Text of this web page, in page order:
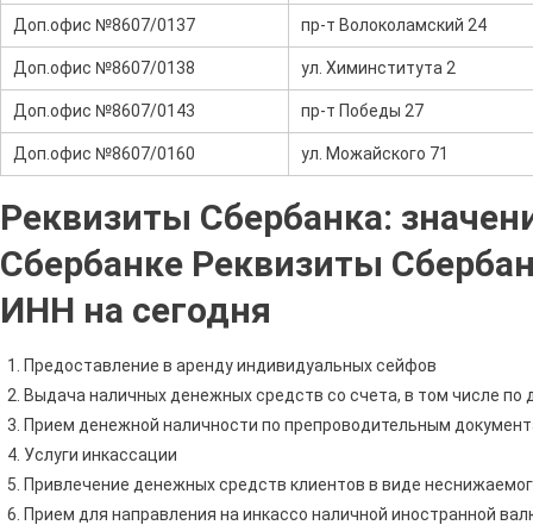
Доп.офис №8607/0137 пр-т Волоколамский 24
Доп.офис №8607/0138 ул. Химинститута 2
Доп.офис №8607/0143 пр-т Победы 27
Доп.офис №8607/0160 ул. Можайского 71
Реквизиты Сбербанка:
Сбербанке Реквизиты
ИНН на сегодня
Предоставление в аренду индивидуальных сейфов
Выдача наличных денежных средств со счета, в том числе
Прием денежной наличности по препроводительным
Услуги инкассации
Привлечение денежных средств клиентов в виде
Прием для направления на инкассо наличной иностранной